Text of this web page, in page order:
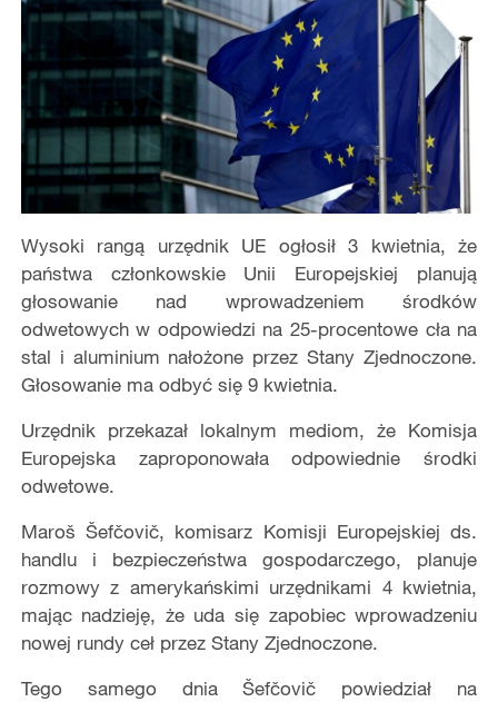
Wysoki rangą urzędnik UE ogłosił 3 kwietnia, że
państwa członkowskie Unii Europejskiej planują
głosowanie nad wprowadzeniem środków
odwetowych w odpowiedzi na 25-procentowe cła na
stal i aluminium nałożone przez Stany Zjednoczone.
Głosowanie ma odbyć się 9 kwietnia.
Urzędnik przekazał lokalnym mediom, że Komisja
Europejska zaproponowała odpowiednie środki
odwetowe.
Maroš Šefčovič, komisarz Komisji Europejskiej ds.
handlu i bezpieczeństwa gospodarczego, planuje
rozmowy z amerykańskimi urzędnikami 4 kwietnia,
mając nadzieję, że uda się zapobiec wprowadzeniu
nowej rundy ceł przez Stany Zjednoczone.
Tego samego dnia Šefčovič powiedział na